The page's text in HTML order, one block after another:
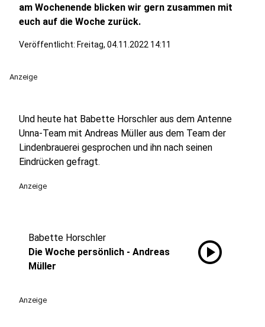
am Wochenende blicken wir gern zusammen mit
euch auf die Woche zurück.
Veröffentlicht: Freitag, 04.11.2022 14:11
Anzeige
Und heute hat Babette Horschler aus dem Antenne
Unna-Team mit Andreas Müller aus dem Team der
Lindenbrauerei gesprochen und ihn nach seinen
Eindrücken gefragt.
Anzeige
Babette Horschler
Die Woche persönlich - Andreas
Müller
play_circle
Anzeige